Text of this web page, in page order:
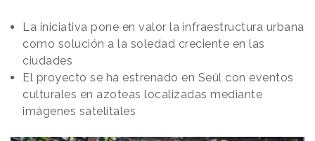
La iniciativa pone en valor la infraestructura urbana
como solución a la soledad creciente en las
ciudades
El proyecto se ha estrenado en Seúl con eventos
culturales en azoteas localizadas mediante
imágenes satelitales